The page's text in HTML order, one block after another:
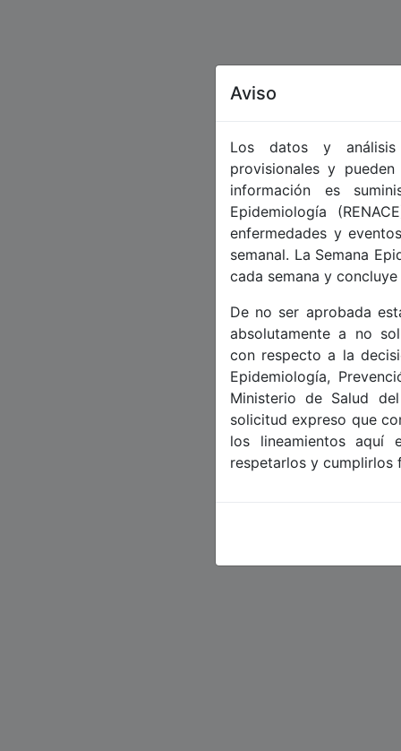
Aviso
Los datos y
provisionales y
información es
Epidemiología
enfermedades y
semanal. La Semana
cada semana y
De no ser aprobada
absolutamente a no
con respecto a la
Epidemiología,
Ministerio de Salud
solicitud expreso que
los lineamientos aquí
respetarlos y cumplirlos